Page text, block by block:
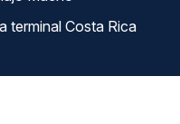
La terminal Costa Rica